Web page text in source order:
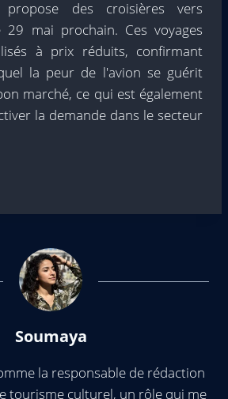
des croisières vers
mai prochain. Ces voyages
à prix réduits, confirmant
la peur de l'avion se guérit
marché, ce qui est également
la demande dans le secteur
Soumaya
la responsable de rédaction
tourisme culturel, un rôle qui me